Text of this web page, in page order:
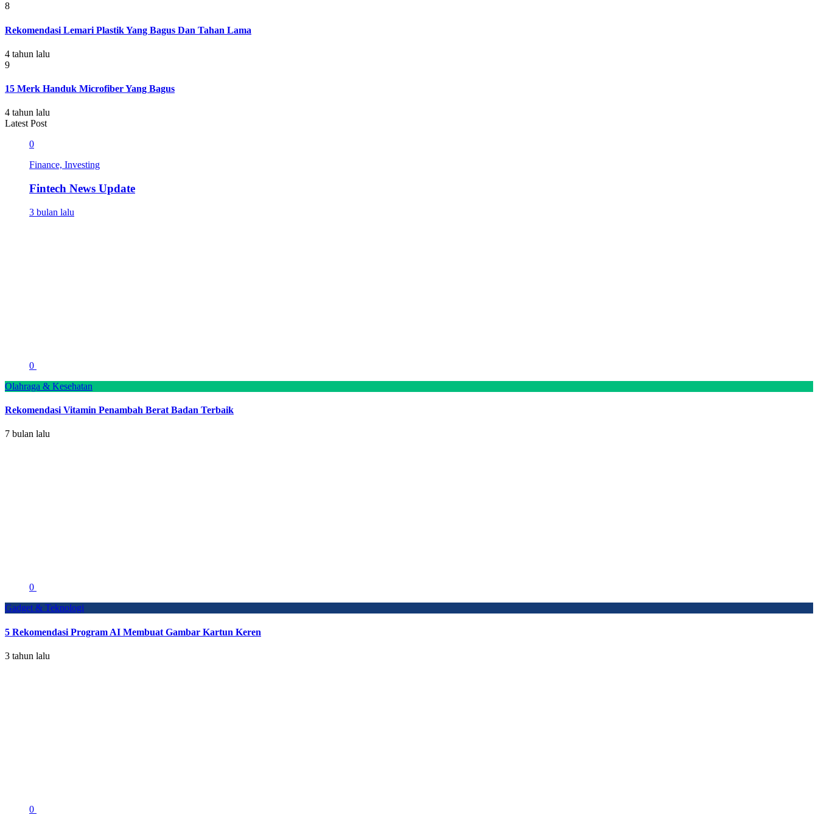
8
Rekomendasi Lemari Plastik Yang Bagus Dan Tahan Lama
4 tahun lalu
9
15 Merk Handuk Microfiber Yang Bagus
4 tahun lalu
Latest Post
0
Finance, Investing
Fintech News Update
3 bulan lalu
0
Olahraga & Kesehatan
Rekomendasi Vitamin Penambah Berat Badan Terbaik
7 bulan lalu
0
Gadget & Teknologi
5 Rekomendasi Program AI Membuat Gambar Kartun Keren
3 tahun lalu
0